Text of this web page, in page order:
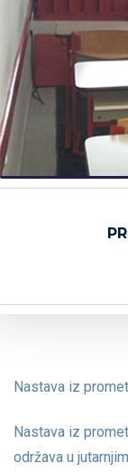
Nastava iz
Nastava iz
održava u